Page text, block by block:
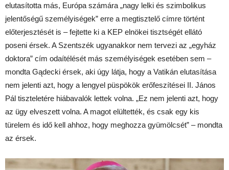
elutasította más, Európa számára „nagy lelki és szimbolikus
jelentőségű személyiségek” erre a megtisztelő címre történt
előterjesztését is – fejtette ki a KEP elnökei tisztségét ellátó
poseni érsek. A Szentszék ugyanakkor nem tervezi az „egyház
doktora” cím odaítélését más személyiségek esetében sem –
mondta Gądecki érsek, aki úgy látja, hogy a Vatikán elutasítása
nem jelenti azt, hogy a lengyel püspökök erőfeszítései II. János
Pál tiszteletére hiábavalók lettek volna. „Ez nem jelenti azt, hogy
az ügy elveszett volna. A magot elültették, és csak egy kis
türelem és idő kell ahhoz, hogy meghozza gyümölcsét” – mondta
az érsek.